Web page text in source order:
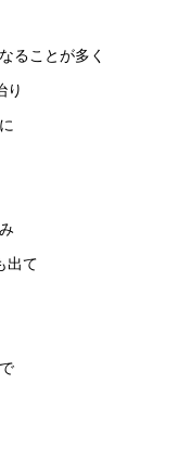
ることが多く
り
出て